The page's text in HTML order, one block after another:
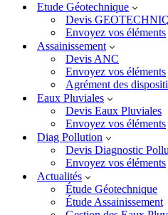
Etude Géotechnique
Devis
Envoyez vos éléments
Assainissement
Devis ANC
Envoyez vos éléments
Agrément des
Eaux Pluviales
Devis Eaux Pluviales
Envoyez vos éléments
Diag Pollution
Devis Diagnostic
Envoyez vos éléments
Actualités
Étude Géotechnique
Étude Assainissement